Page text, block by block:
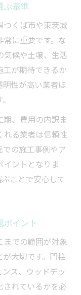
ぶ基準
つくば市や東茨城
に重要です。な
気候や土壌、生活
工が期待できるか
性が高い業者ほ
、費用の内訳ま
れる業者は信頼性
の施工事例やア
イントとなりま
ことで安心して
イント
までの範囲が対象
大切です。門柱
ス、ウッドデッ
されているかを必